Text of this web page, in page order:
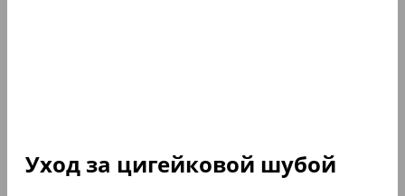
Уход за цигейковой шубой